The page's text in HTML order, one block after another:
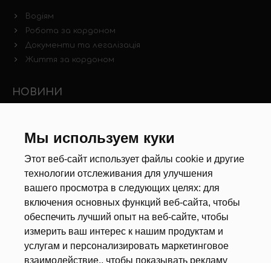
Мы используем куки
Этот веб-сайт использует файлы cookie и другие
технологии отслеживания для улучшения
вашего просмотра в следующих целях: для
включения основных функций веб-сайта, чтобы
обеспечить лучший опыт на веб-сайте, чтобы
измерить ваш интерес к нашим продуктам и
услугам и персонализировать маркетинговое
взаимодействие., чтобы показывать рекламу
Водіям
Робота за кордоном
Документи та легалізація
Життя за кордоном
НОВИНИ
Інші новини
Анкета
Калькулятор дат
Документи